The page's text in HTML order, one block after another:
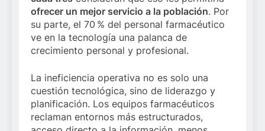
ofrecer un mejor servicio a la población. Por
su parte, el 70 % del personal farmacéutico
ve en la tecnología una palanca de
crecimiento personal y profesional.
La ineficiencia operativa no es solo una
cuestión tecnológica, sino de liderazgo y
planificación. Los equipos farmacéuticos
reclaman entornos más estructurados,